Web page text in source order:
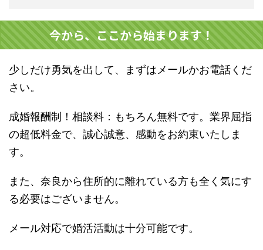
今から、ここから始まります！
少しだけ勇気を出して、まずはメールかお電話くだ
さい。
成婚報酬制！相談料：もちろん無料です。業界屈指
の超低料金で、誠心誠意、感動をお約束いたしま
す。
また、奈良から住所的に離れている方も全く気にす
る必要はございません。
メール対応で婚活活動は十分可能です。